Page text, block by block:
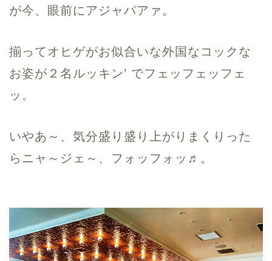
が今、眼前にアジャパアァ。
揃ってオヒゲがお似合いな外国なコックな
お姿が２名ルッキン’ でフェッフェッフェ
ッ。
いやあ～、気分盛り盛り上がりまくりった
らニャ～ジェ～、フォッフォッ♬。